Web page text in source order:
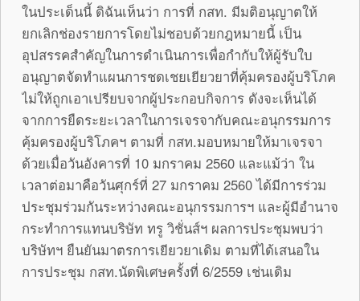
ในประเด็นนี้ ดิฉันเห็นว่า การที่ กสท. มีมติอนุญาตให้
ยกเลิกช่องรายการโดยไม่ชอบด้วยกฎหมายนี้ เป็น
อุปสรรคสำคัญในการดำเนินการเพื่อกำกับให้ผู้รับใบ
อนุญาตจัดทำแผนการชดเชยเยียวยาที่คุ้มครองผู้บริโภค
ไม่ให้ถูกเอาเปรียบจากผู้ประกอบกิจการ ดังจะเห็นได้
จากการยืดระยะเวลาในการเจรจากับคณะอนุกรรมการ
คุ้มครองผู้บริโภคฯ ตามที่ กสท.มอบหมายให้มาเจรจา
ด้วยเมื่อวันอังคารที่ 10 มกราคม 2560 และแม้ว่า ใน
เวลาต่อมาคือวันศุกร์ที่ 27 มกราคม 2560 ได้มีการร่วม
ประชุมร่วมกันระหว่างคณะอนุกรรมการฯ และผู้มีอำนาจ
กระทำการแทนบริษัท ทรู วิชั่นส์ฯ ผลการประชุมพบว่า
บริษัทฯ ยืนยันมาตรการเยียวยาเดิม ตามที่ได้เสนอใน
การประชุม กสท.นัดพิเศษครั้งที่ 6/2559 เช่นเดิม